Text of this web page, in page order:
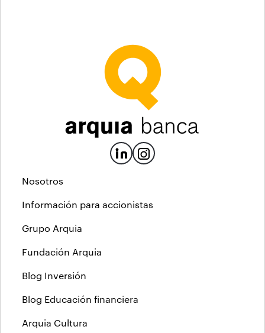
Nosotros
Información para accionistas
Grupo Arquia
Fundación Arquia
Blog Inversión
Blog Educación financiera
Arquia Cultura